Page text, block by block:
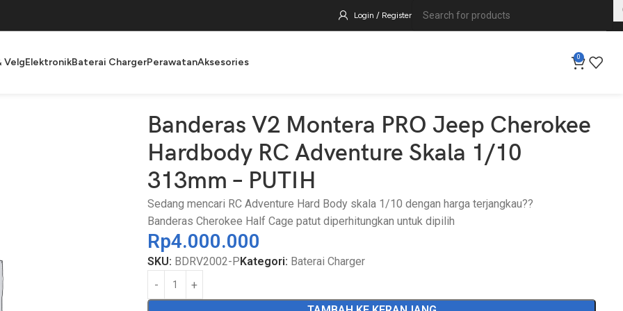
Login / Register
VelgElektronikBaterai ChargerPerawatanAksesories 0
Banderas V2 Montera PRO Jeep Cherokee
Hardbody RC Adventure Skala 1/10
313mm – PUTIH
Sedang mencari RC Adventure Hard Body skala 1/10 dengan harga terjangkau??
Banderas Cherokee Half Cage patut diperhitungkan untuk dipilih
Rp4.000.000
SKU: BDRV2002-PKategori: Baterai Charger